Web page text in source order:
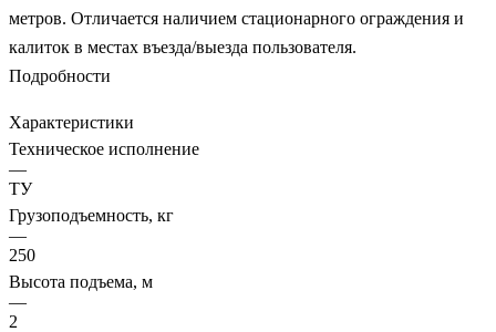
метров. Отличается наличием стационарного ограждения и
калиток в местах въезда/выезда пользователя.
Подробности
Характеристики
Техническое исполнение
—
ТУ
Грузоподъемность, кг
—
250
Высота подъема, м
—
2